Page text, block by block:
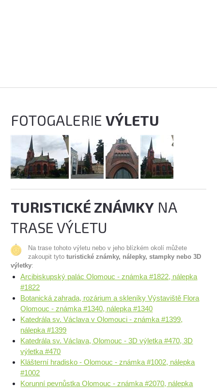
FOTOGALERIEVÝLETU
TURISTICKÉ ZNÁMKY NA
TRASE VÝLETU
Na trase tohoto výletu nebo v jeho blízkém okolí můžete
zakoupit tytoturistické známky, nálepky, stampky nebo 3D
výletky:
Arcibiskupský palác Olomouc - známka #1822, nálepka
#1822
Botanická zahrada, rozárium a skleníky Výstaviště Flora
Olomouc - známka #1340, nálepka #1340
Katedrála sv. Václava v Olomouci - známka #1399,
nálepka #1399
Katedrála sv. Václava, Olomouc - 3D výletka #470, 3D
výletka #470
Klášterní hradisko - Olomouc - známka #1002, nálepka
#1002
Korunní pevnůstka Olomouc - známka #2070, nálepka